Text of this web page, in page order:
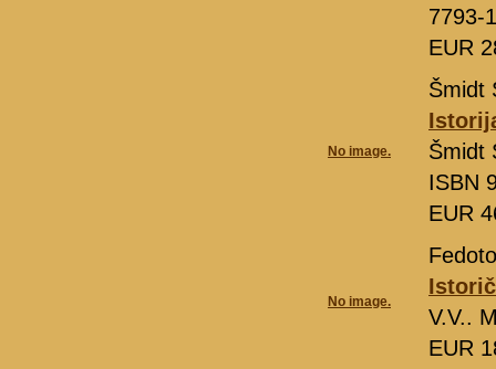
7793-
EUR
No image.
Šmidt
Šmidt
ISBN
EUR
No image.
V.V..
EUR